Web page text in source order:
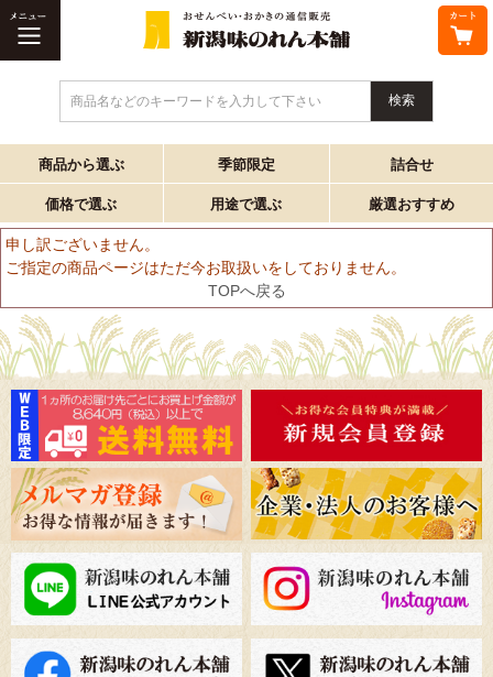
商品名などのキーワードを入力して下さい
商品から選ぶ 季節限定 詰合せ
価格で選ぶ 用途で選ぶ 厳選おすすめ
申し訳ございません。
ご指定の商品ページはただ今お取扱いをしておりません。
TOPへ戻る